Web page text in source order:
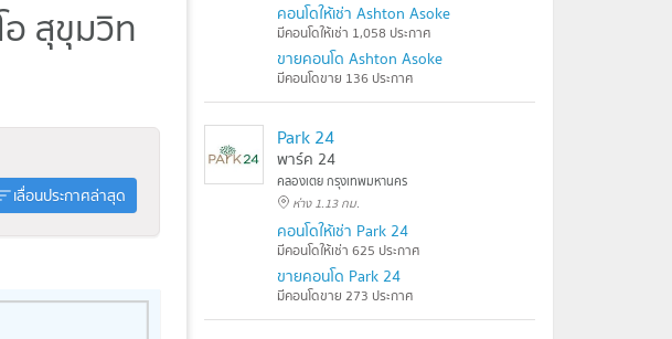
อ สุขุมวิท
เลื่อนประกาศล่าสุด
คอนโดให้เช่า Ashton Asoke
มีคอนโดให้เช่า 1,058 ประกาศ
ขายคอนโด Ashton Asoke
มีคอนโดขาย 136 ประกาศ
Park 24
พาร์ค 24
คลองเตย กรุงเทพมหานคร
ห่าง 1.13 กม.
คอนโดให้เช่า Park 24
มีคอนโดให้เช่า 625 ประกาศ
ขายคอนโด Park 24
มีคอนโดขาย 273 ประกาศ